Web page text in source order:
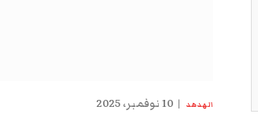
الهدهد 10 نوفمبر، 2025